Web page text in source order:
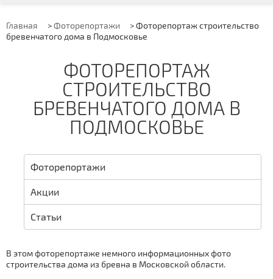
Главная >Фоторепортажи >Фоторепортаж строительство
бревенчатого дома в Подмосковье
ФОТОРЕПОРТАЖ
СТРОИТЕЛЬСТВО
БРЕВЕНЧАТОГО ДОМА В
ПОДМОСКОВЬЕ
Фоторепортажи
Акции
Статьи
В этом фоторепортаже немного информационных фото
строительства дома из бревна в Московской области.